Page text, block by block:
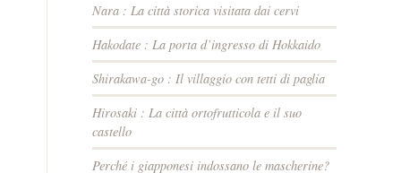
Nara : La città storica visitata dai cervi
Hakodate : La porta d’ingresso di Hokkaido
Shirakawa-go : Il villaggio con tetti di paglia
Hirosaki : La città ortofrutticola e il suo
castello
Perché i giapponesi indossano le mascherine?